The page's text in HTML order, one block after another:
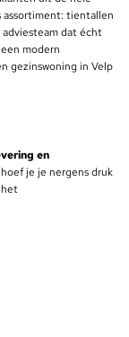
assortiment: tientallen
adviesteam dat écht
modern
gezinswoning in Velp
en
je je nergens druk
het